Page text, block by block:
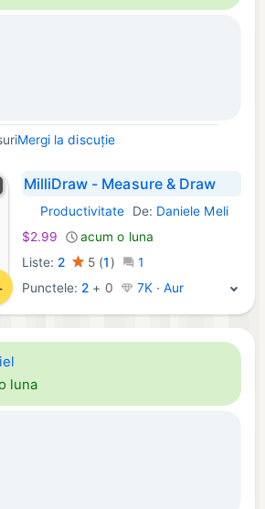
Mergi la discuție
MilliDraw - Measure & Draw
iOS Aplicații:
Productivitate De: Daniele Meli
$2.99
acum o luna
Liste: 2 5 (1 )
1
Punctele: 2 + 0 7K · Aur
luna